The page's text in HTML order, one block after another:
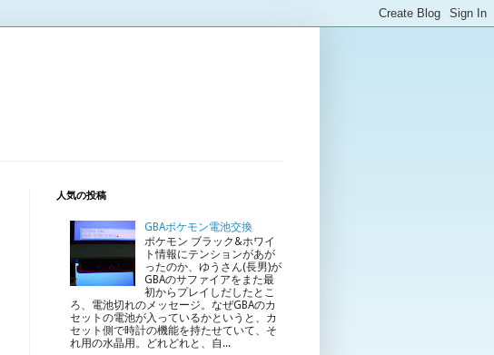
人気の投稿
GBAポケモン電池交換
ポケモン ブラック&ホワイ
ト情報にテンションがあが
ったのか、ゆうさん(長男)が
GBAのサファイアをまた最
初からプレイしだしたとこ
ろ、電池切れのメッセージ。なぜGBAのカ
セットの電池が入っているかというと、カ
セット側で時計の機能を持たせていて、そ
れ用の水晶用。どれどれと、自...